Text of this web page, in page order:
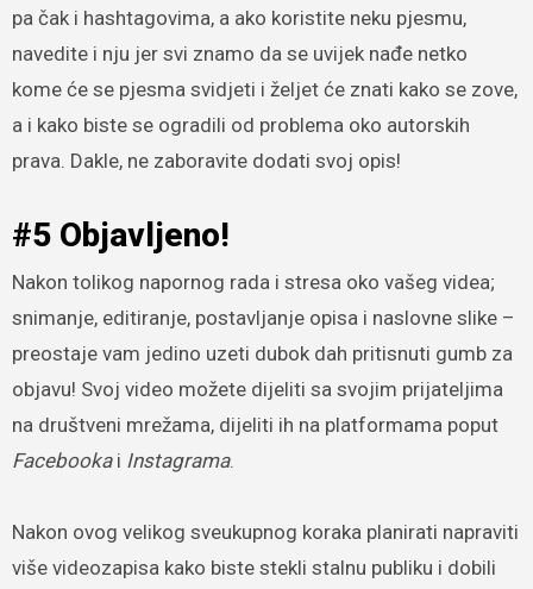
pa čak i hashtagovima, a ako koristite neku pjesmu,
navedite i nju jer svi znamo da se uvijek nađe netko
kome će se pjesma svidjeti i željet će znati kako se zove,
a i kako biste se ogradili od problema oko autorskih
prava. Dakle, ne zaboravite dodati svoj opis!
#5 Objavljeno!
Nakon tolikog napornog rada i stresa oko vašeg videa;
snimanje, editiranje, postavljanje opisa i naslovne slike –
preostaje vam jedino uzeti dubok dah pritisnuti gumb za
objavu! Svoj video možete dijeliti sa svojim prijateljima
na društveni mrežama, dijeliti ih na platformama poput
Facebookai Instagrama.
Nakon ovog velikog sveukupnog koraka planirati napraviti
više videozapisa kako biste stekli stalnu publiku i dobili